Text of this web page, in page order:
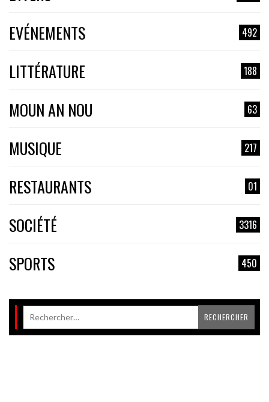
EVÉNEMENTS 492
LITTÉRATURE 188
MOUN AN NOU 63
MUSIQUE 217
RESTAURANTS 01
SOCIÉTÉ 3316
SPORTS 450